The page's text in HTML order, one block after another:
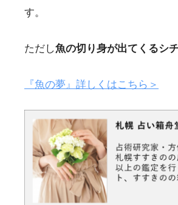
す。
ただし魚の切り身が出てくるシ
『魚の夢』詳しくはこちら＞